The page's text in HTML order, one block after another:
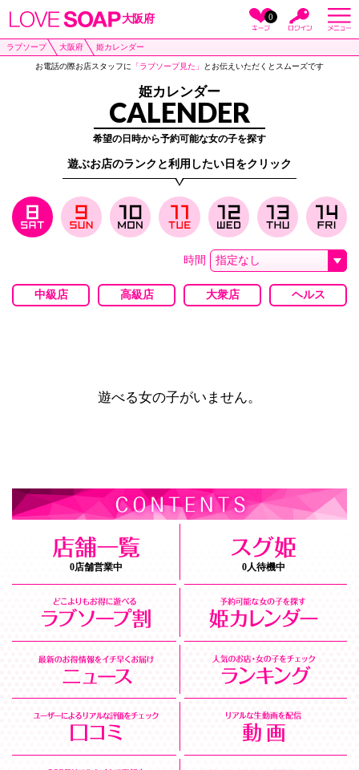
大阪府 0
ラブソープ 大阪府 姫カレンダー
お電話の際お店スタッフに 「ラブソープ見た」 とお伝えいただくとスムーズです
姫カレンダー
CALENDER
希望の日時から予約可能な女の子を探す
遊ぶお店のランクと利用したい日をクリック
時間
中級店 高級店 大衆店 ヘルス
遊べる女の子がいません。
0店舗営業中 0人待機中